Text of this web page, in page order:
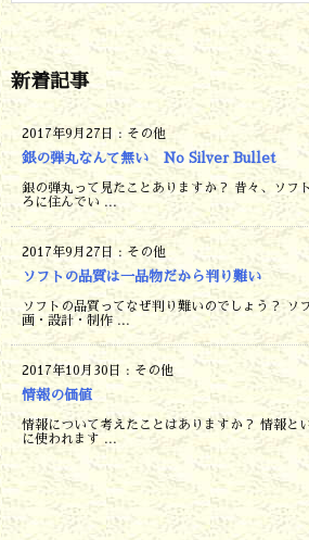
新着記事
2017年9月27日 : その他
銀の弾丸なんて無い No Silver Bullet
銀の弾丸って見たことありますか？ 昔々、ソフ
ろに住んでい ...
2017年9月27日 : その他
ソフトの品質は一品物だから判り難い
ソフトの品質ってなぜ判り難いのでしょう？ ソ
画・設計・制作 ...
2017年10月30日 : その他
情報の価値
情報について考えたことはありますか？ 情報と
に使われます ...